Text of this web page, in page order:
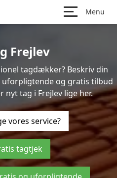
Menu
Frejlev
tagdækker? Beskriv din
og gratis tilbud
nyt tag i Frejlev lige her.
vores service?
tagtjek